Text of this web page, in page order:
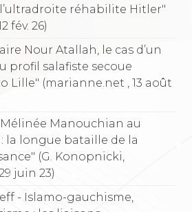
réhabilite Hitler"
12 fév. 26)
Nour Atallah, le cas d’un
profil salafiste secoue
Lille" (marianne.net , 13 août
Manouchian au
la longue bataille de la
(G. Konopnicki,
29 juin 23)
- Islamo-gauchisme,